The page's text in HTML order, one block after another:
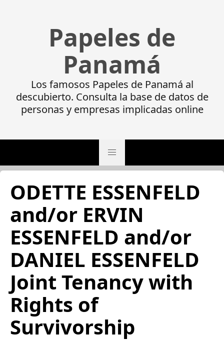
Papeles de
Panamá
Los famosos Papeles de Panamá al
descubierto. Consulta la base de datos de
personas y empresas implicadas online
ODETTE ESSENFELD
and/or ERVIN
ESSENFELD and/or
DANIEL ESSENFELD
Joint Tenancy with
Rights of
Survivorship